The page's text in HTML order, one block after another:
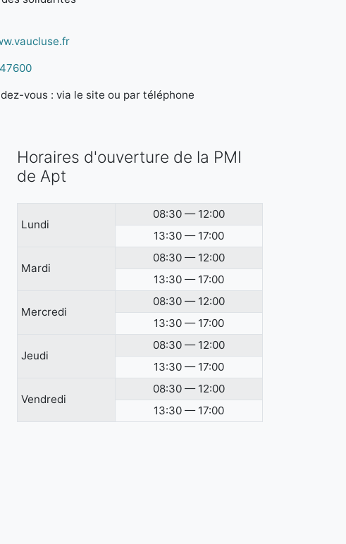
vous : via le site ou par téléphone
Horaires d'ouverture de la PMI
de Apt
Lundi
08:30 — 12:00
13:30 — 17:00
Mardi
08:30 — 12:00
13:30 — 17:00
Mercredi
08:30 — 12:00
13:30 — 17:00
Jeudi
08:30 — 12:00
13:30 — 17:00
Vendredi
08:30 — 12:00
13:30 — 17:00